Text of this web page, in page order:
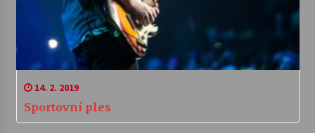
14. 2. 2019
Sportovní ples